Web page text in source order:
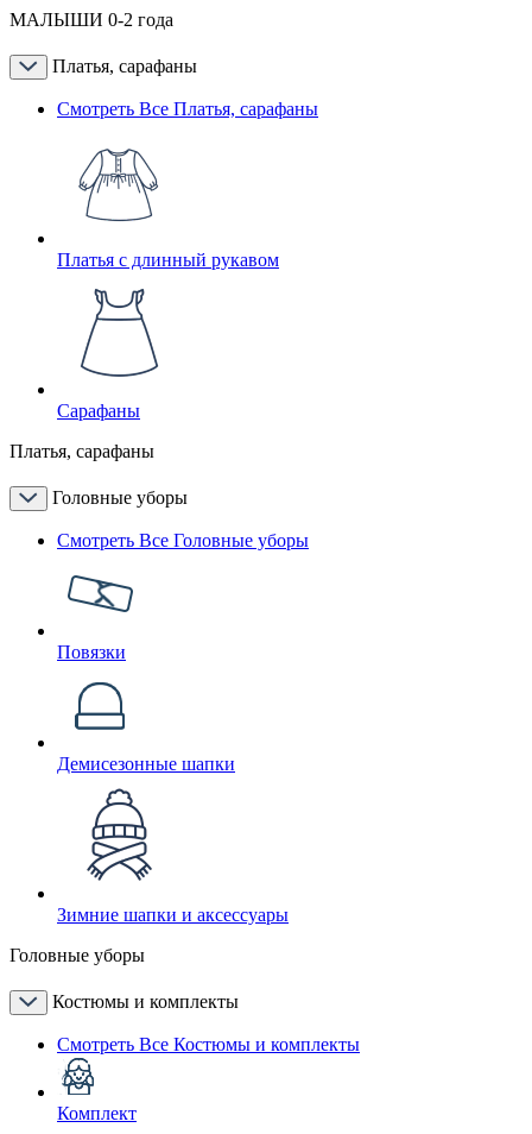
МАЛЫШИ 0-2 года
Платья, сарафаны
Смотреть Все Платья, сарафаны
Платья с длинный рукавом
Сарафаны
Платья, сарафаны
Головные уборы
Смотреть Все Головные уборы
Повязки
Демисезонные шапки
Зимние шапки и аксессуары
Головные уборы
Костюмы и комплекты
Смотреть Все Костюмы и комплекты
Комплект